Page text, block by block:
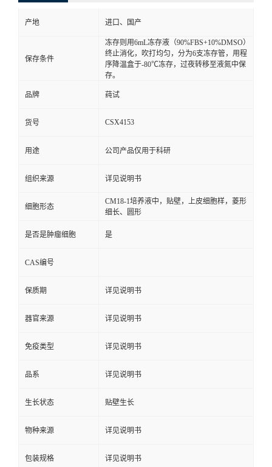
产地 进口、国产
保存条件
冻存则用6mL冻存液（90%FBS+10%DMSO）
终止消化，吹打均匀，分为6支冻存管，用程
序降温盒于-80℃冻存，过夜转移至液氮中保
存。
品牌 莼试
货号 CSX4153
用途 公司产品仅用于科研
组织来源 详见说明书
细胞形态
CM18-1培养液中，贴壁，上皮细胞样，菱形
细长、圆形
是否是肿瘤细胞 是
CAS编号
保质期 详见说明书
器官来源 详见说明书
免疫类型 详见说明书
品系 详见说明书
生长状态 贴壁生长
物种来源 详见说明书
包装规格 详见说明书